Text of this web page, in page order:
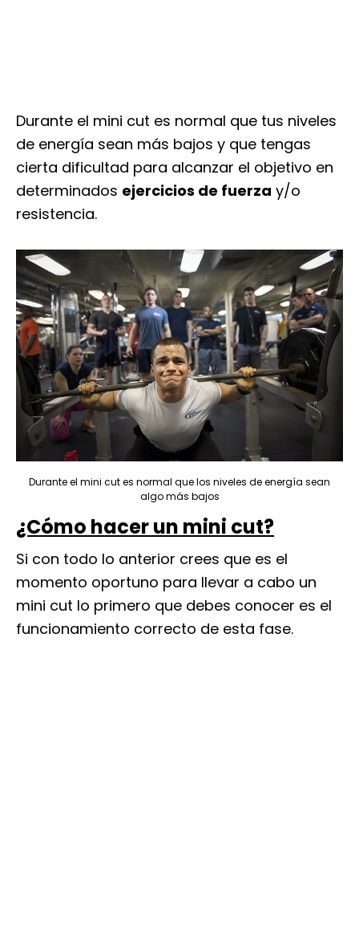
Durante el mini cut es normal que tus niveles
de energía sean más bajos y que tengas
cierta dificultad para alcanzar el objetivo en
determinados ejercicios de fuerza y/o
resistencia.
Durante el mini cut es normal que los niveles de energía sean
algo más bajos
¿Cómo hacer un mini cut?
Si con todo lo anterior crees que es el
momento oportuno para llevar a cabo un
mini cut lo primero que debes conocer es el
funcionamiento correcto de esta fase.